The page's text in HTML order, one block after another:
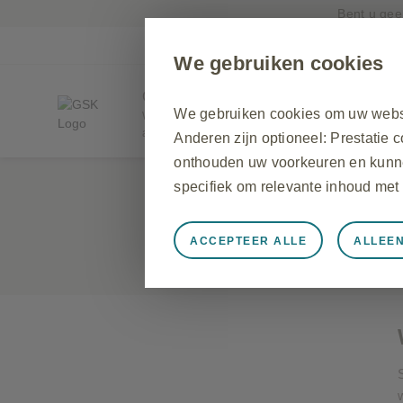
Bent u
GSKpro
Website voor voorschrijf- en afleverbevoegde
aanmelding.
Seretide
salmeterol/fluticasonpropionaat
Seretide Diskus SmPC
We gebruiken cookies
We gebruiken cookies om uw
Anderen zijn optioneel: Prestatie
onthouden uw voorkeuren en
specifiek om relevante inhoud met
Altijd actief Alleen
Noodzakelijk voor het
contactformulieren en het
gebruik van onze site in kaart
ACCEPTEER ALLE